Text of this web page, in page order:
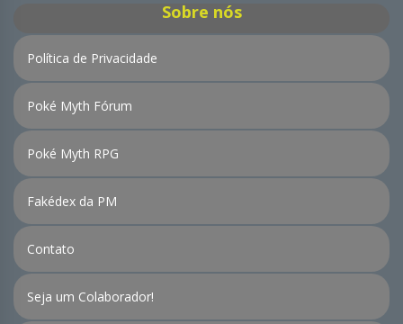
Sobre nós
Política de Privacidade
Poké Myth Fórum
Poké Myth RPG
Fakédex da PM
Contato
Seja um Colaborador!